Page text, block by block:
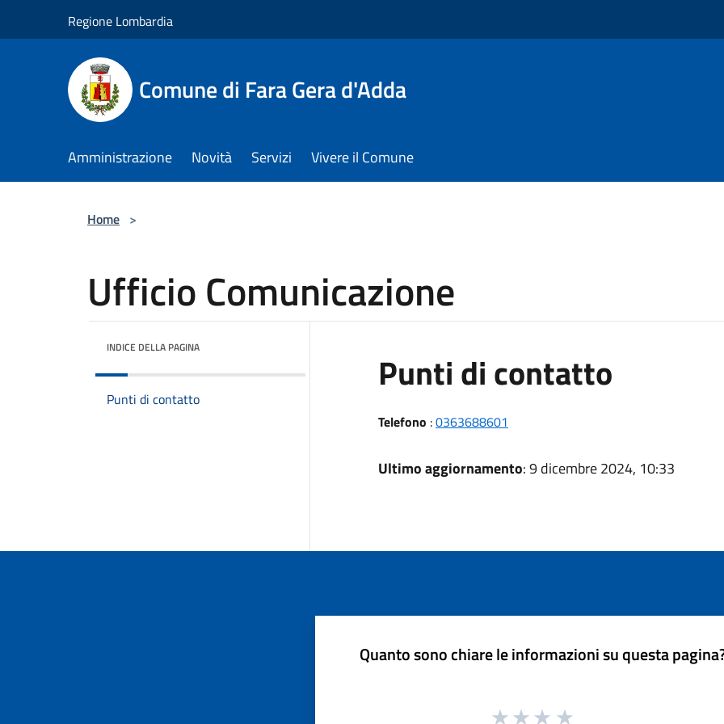
Regione Lombardia
Comune di Fara Gera d'Adda
Amministrazione Novità Servizi Vivere il Comune
Home >
Ufficio Comunicazione
INDICE DELLA PAGINA
Punti di contatto
Punti di contatto
Telefono :0363688601
Ultimo aggiornamento: 9 dicembre 2024, 10:33
Quanto sono chiare le informazioni su questa